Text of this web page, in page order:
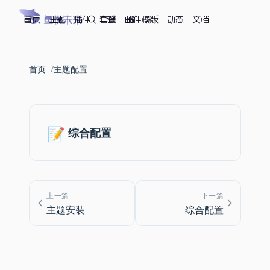
鱼悦未来
首页 主题 插件 套餐 邮件模版 动态 文档
首页 主题配置
📝 综合配置
上一篇
主题安装
下一篇
综合配置